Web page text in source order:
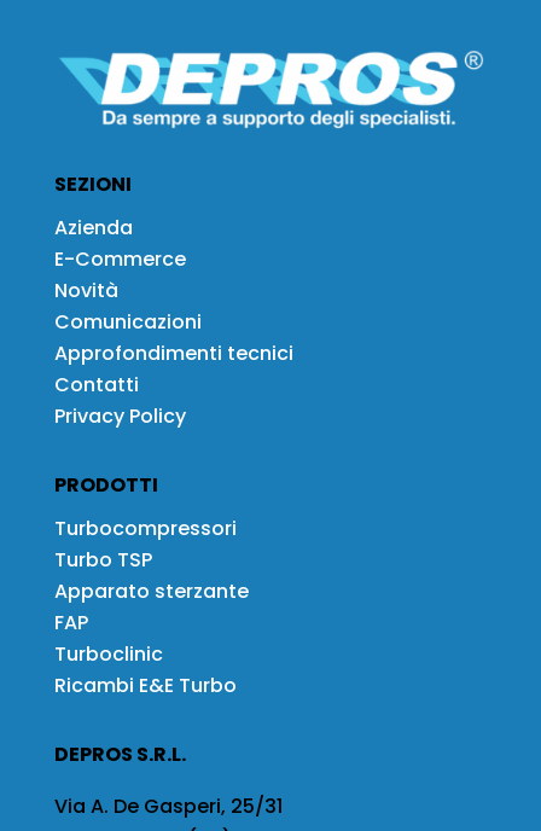
SEZIONI
Azienda
E-Commerce
Novità
Comunicazioni
Approfondimenti tecnici
Contatti
Privacy Policy
PRODOTTI
Turbocompressori
Turbo TSP
Apparato sterzante
FAP
Turboclinic
Ricambi E&E Turbo
DEPROS S.R.L.
Via A. De Gasperi, 25/31